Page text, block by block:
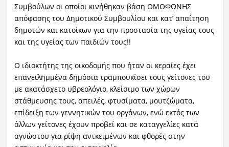
Συμβούλων οι οποίοι κινήθηκαν βάση ΟΜΟΦΩΝΗΣ
απόφασης του Δημοτικού Συμβουλίου και κατ’ απαίτηση
δημοτών και κατοίκων για την προστασία της υγείας τους
και της υγείας των παιδιών τους!!
Ο ιδιοκτήτης της οικοδομής που ήταν οι κεραίες έχει
επανειλημμένα δημόσια τραμπουκίσει τους γείτονες του
με ακατάσχετο υβρεολόγιο, κλείσιμο των χώρων
στάθμευσης τους, απειλές, φτυσίματα, μουτζώματα,
επίδειξη των γεννητικών του οργάνων, ενώ εκτός των
άλλων γείτονες έχουν προβεί και σε καταγγελίες κατά
αγνώστου για ρίψη αντκειμένων και φθορές στην